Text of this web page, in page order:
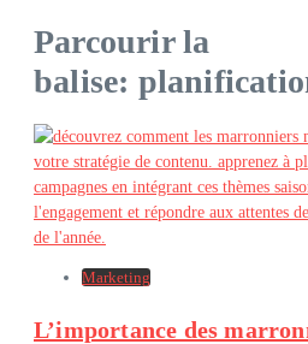
Parcourir la
balise:
Marketing
L’importance des